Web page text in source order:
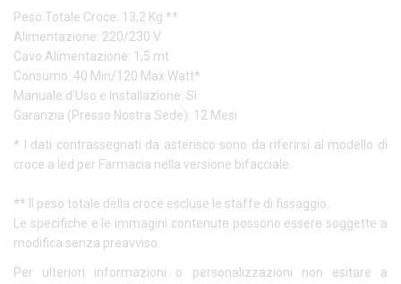
Peso Totale Croce: 13,2 Kg **
Alimentazione: 220/230 V
Cavo Alimentazione: 1,5 mt
Consumo: 40 Min/120 Max Watt*
Manuale d'Uso e Installazione: Sì
Garanzia (Presso Nostra Sede): 12 Mesi
* I dati contrassegnati da asterisco sono da riferirsi al modello di
croce a led per Farmacia nella versione bifacciale.
** Il peso totale della croce escluse le staffe di fissaggio.
Le specifiche e le immagini contenute possono essere soggette a
modifica senza preavviso.
Per ulteriori informazioni o personalizzazioni non esitare a